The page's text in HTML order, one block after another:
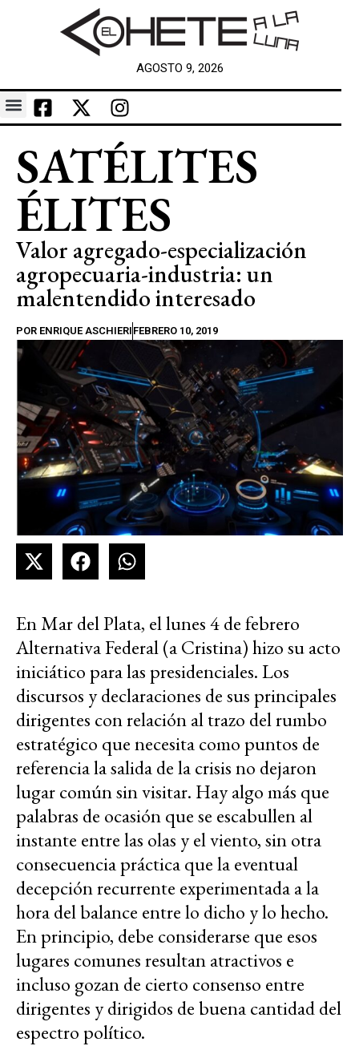
AGOSTO 9, 2026
SATÉLITES
ÉLITES
Valor agregado-especialización
agropecuaria-industria: un
malentendido interesado
POR ENRIQUE ASCHIERI FEBRERO 10, 2019
En Mar del Plata, el lunes 4 de febrero
Alternativa Federal (a Cristina) hizo su acto
iniciático para las presidenciales. Los
discursos y declaraciones de sus principales
dirigentes con relación al trazo del rumbo
estratégico que necesita como puntos de
referencia la salida de la crisis no dejaron
lugar común sin visitar. Hay algo más que
palabras de ocasión que se escabullen al
instante entre las olas y el viento, sin otra
consecuencia práctica que la eventual
decepción recurrente experimentada a la
hora del balance entre lo dicho y lo hecho.
En principio, debe considerarse que esos
lugares comunes resultan atractivos e
incluso gozan de cierto consenso entre
dirigentes y dirigidos de buena cantidad del
espectro político.